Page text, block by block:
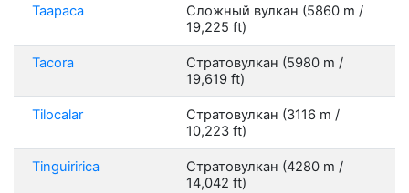
Taapaca
Сложный вулкан (5860 m /
19,225 ft)
Tacora
Стратовулкан (5980 m /
19,619 ft)
Tilocalar
Стратовулкан (3116 m /
10,223 ft)
Tinguiririca
Стратовулкан (4280 m /
14,042 ft)